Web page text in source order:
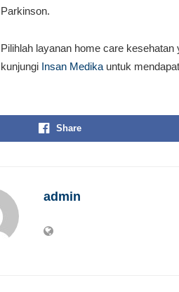
Parkinson.
Pilihlah layanan home care
kunjungi Insan Medika untuk
Share
admin